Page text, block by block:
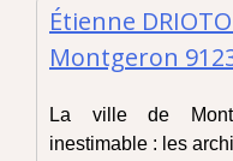
Étienne
Montgeron
La ville de
inestimable : les